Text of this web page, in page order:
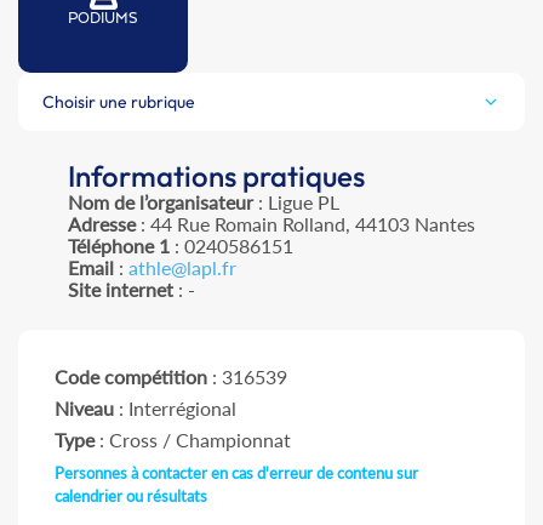
PODIUMS
Choisir une rubrique
Informations pratiques
Nom de l’organisateur: Ligue PL
Adresse: 44 Rue Romain Rolland, 44103 Nantes
Téléphone 1 : 0240586151
Email : athle@lapl.fr
Site internet : -
Code compétition : 316539
Niveau : Interrégional
Type: Cross / Championnat
Personnes à contacter en cas d'erreur de contenu sur
calendrier ou résultats